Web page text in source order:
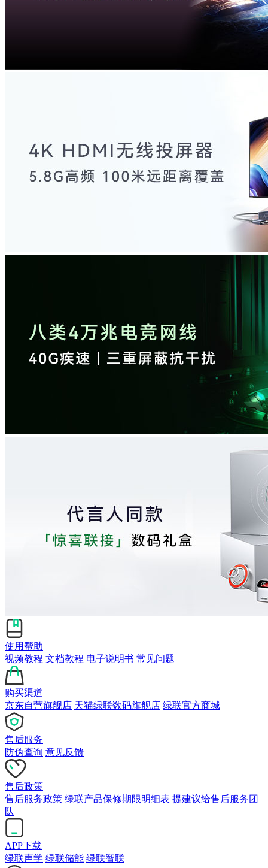
使用帮助
视频教程 文档教程 电子说明书 常见问题
购买渠道
京东自营旗舰店 天猫绿联数码旗舰店 绿联官方商城
售后服务
防伪查询 意见反馈
售后政策
售后服务政策 绿联产品保修期限明细表 提建议给售后服务团
队
APP下载
绿联声学 绿联储能 绿联智联